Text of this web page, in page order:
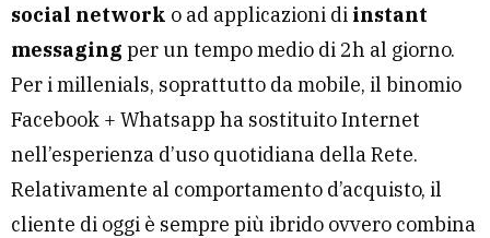
social network o ad applicazioni di instant
messaging per un tempo medio di 2h al giorno.
Per i millenials, soprattutto da mobile, il binomio
Facebook + Whatsapp ha sostituito Internet
nell’esperienza d’uso quotidiana della Rete.
Relativamente al comportamento d’acquisto, il
cliente di oggi è sempre più ibrido ovvero combina